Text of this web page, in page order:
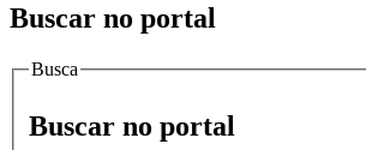
Buscar no portal
Busca
Buscar no portal